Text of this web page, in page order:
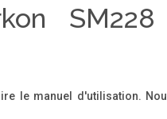
le manuel d'utilisation.